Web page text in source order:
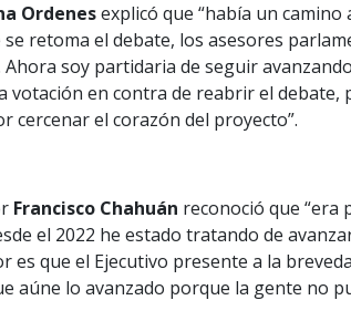
Ordenesexplicó que “había un camino
retoma el debate, los asesores
soy partidaria de seguir
votación en contra de reabrir el debate,
cercenar el corazón del proyecto”.
Francisco Chahuán reconoció que “era
el 2022 he estado tratando de
es que el Ejecutivo presente a la
aúne lo avanzado porque la gente no